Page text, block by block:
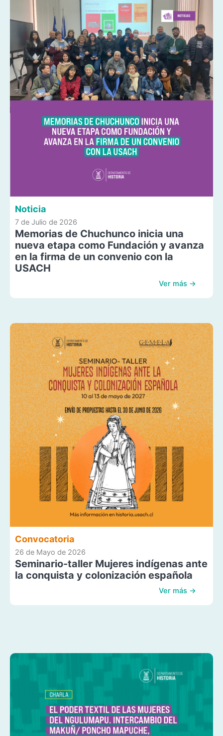
Noticia
7 de Julio de 2026
Memorias de Chuchunco inicia una
nueva etapa como Fundación y avanza
en la firma de un convenio con la
USACH
Ver más →
Convocatoria
26 de Mayo de 2026
Seminario-taller Mujeres indígenas ante
la conquista y colonización española
Ver más →